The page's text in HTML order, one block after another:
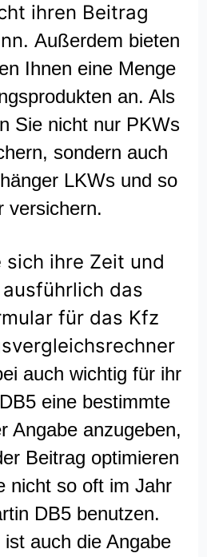
ihren Beitrag
Außerdem bieten
Ihnen eine Menge
an. Als
Sie nicht nur PKWs
sondern auch
LKWs und so
versichern.
sich ihre Zeit und
das
für das Kfz
auch wichtig für ihr
eine bestimmte
Angabe anzugeben,
Beitrag optimieren
nicht so oft im Jahr
DB5 benutzen.
auch die Angabe